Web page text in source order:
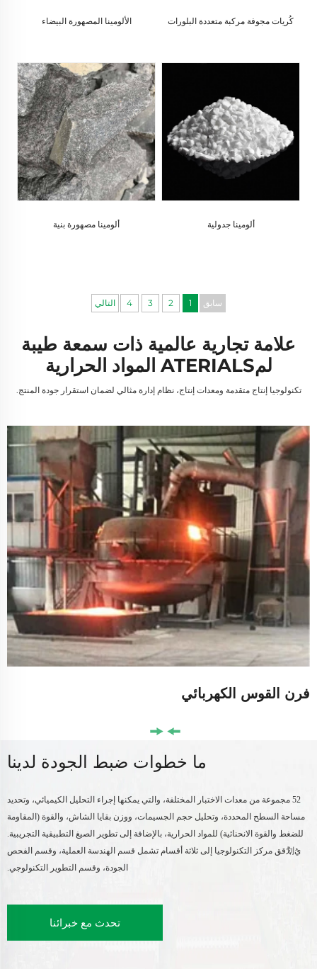
كُريات مجوفة مركبة متعددة البلورات الألومينا المصهورة البيضاء
ألومينا جدولية ألومينا مصهورة بنية
سابق 1
2
3
4 التالي
علامة تجارية عالمية ذات سمعة طيبة
لمATERIALS المواد الحرارية
تكنولوجيا إنتاج متقدمة ومعدات إنتاج، نظام إدارة مثالي لضمان استقرار جودة المنتج.
فرن القوس الكهربائي
ما خطوات ضبط الجودة لدينا
52 مجموعة من معدات الاختبار المختلفة، والتي يمكنها إجراء التحليل الكيميائي، وتحديد
مساحة السطح المحددة، وتحليل حجم الجسيمات، ووزن بقايا الشاش، والقوة (المقاومة
للضغط والقوة الانحنائية) للمواد الحرارية، بالإضافة إلى تطوير الصيغ التطبيقية التجريبية.
يُ划قق مركز التكنولوجيا إلى ثلاثة أقسام تشمل قسم الهندسة العملية، وقسم الفحص
الجودة، وقسم التطوير التكنولوجي.
تحدث مع خبرائنا